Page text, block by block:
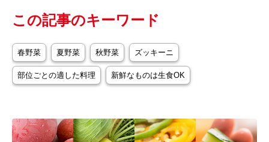
この記事のキーワード
春野菜 夏野菜 秋野菜 ズッキーニ
部位ごとの適した料理 新鮮なものは生食OK